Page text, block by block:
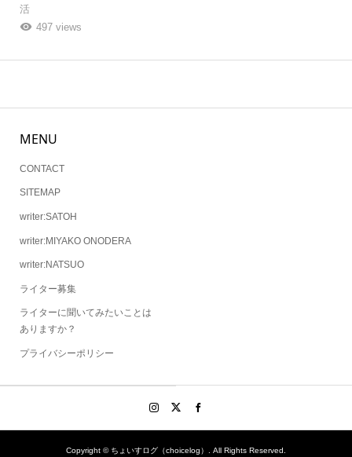
活
497 views
MENU
CONTACT
SITEMAP
writer:SATOH
writer:MIYAKO ONODERA
writer:NATSUO
ライター募集
ライターに聞いてみたいことは
ありますか？
プライバシーポリシー
Copyright ©ちょいすログ（choicelog）. All Rights Reserved.